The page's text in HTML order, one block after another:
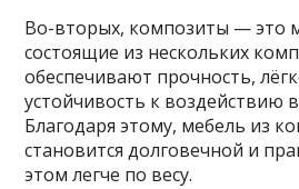
Во-вторых, композиты — это
состоящие из нескольких
обеспечивают прочность,
устойчивость к воздействию
Благодаря этому, мебель из
становится долговечной и
этом легче по весу.